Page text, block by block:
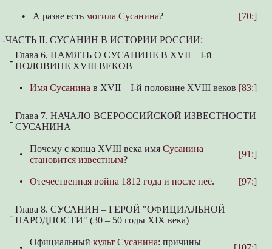
• А разве есть могила Сусанина? [70:]
-ЧАСТЬ II. СУСАНИН В ИСТОРИИ РОССИИ:
-
Глава 6. ПАМЯТЬ О СУСАНИНЕ В XVII – I-й
ПОЛОВИНЕ XVIII ВЕКОВ
• Имя Сусанина в XVII – I-й половине XVIII веков [83:]
-
Глава 7. НАЧАЛО ВСЕРОССИЙСКОЙ ИЗВЕСТНОСТИ
СУСАНИНА
•
Почему с конца XVIII века имя Сусанина
становится известным?
[91:]
• Отечественная война 1812 года и после неё. [97:]
-
Глава 8. СУСАНИН – ГЕРОЙ "ОФИЦИАЛЬНОЙ
НАРОДНОСТИ" (30 – 50 годы XIX века)
Официальный культ Сусанина: причины